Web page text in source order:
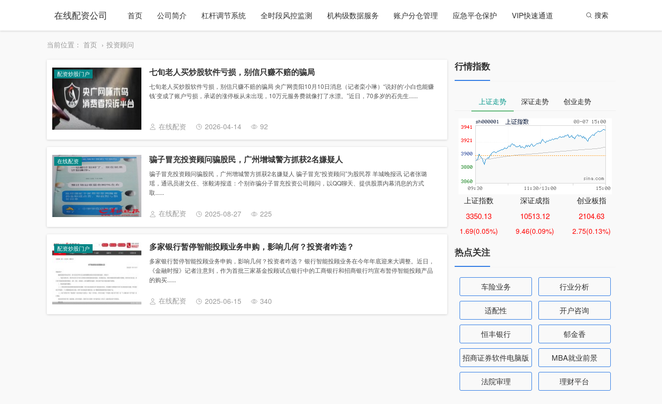
在线配资公司 首页 公司简介 杠杆调节系统 全时段风控监测 机构级数据服务 账户分仓管理 应急平仓保护 VIP快速通道 搜索
当前位置： 首页 投资顾问
配资炒股门户 七旬老人买炒股软件亏损，别信只赚不赔的骗局
七旬老人买炒股软件亏损，别信只赚不赔的骗局 央广网贵阳10月10日消息（记者栾小琳）“说好的‘小白也能赚
钱’变成了账户亏损，承诺的涨停板从未出现，10万元服务费就像打了水漂。”近日，70多岁的石先生......
在线配资 2026-04-14 92
在线配资 骗子冒充投资顾问骗股民，广州增城警方抓获2名嫌疑人
骗子冒充投资顾问骗股民，广州增城警方抓获2名嫌疑人 骗子冒充“投资顾问”为股民荐 羊城晚报讯 记者张璐
瑶，通讯员谢文任、张毅涛报道：个别诈骗分子冒充投资公司顾问，以QQ聊天、提供股票内幕消息的方式
取......
在线配资 2025-08-27 225
配资炒股门户 多家银行暂停智能投顾业务申购，影响几何？投资者咋选？
多家银行暂停智能投顾业务申购，影响几何？投资者咋选？ 银行智能投顾业务在今年年底迎来大调整。近日，
《金融时报》记者注意到，作为首批三家基金投顾试点银行中的工商银行和招商银行均宣布暂停智能投顾产品
的购买......
在线配资 2025-06-15 340
行情指数
上证走势 深证走势 创业走势
上证指数
3350.13
1.69(0.05%)
深证成指
10513.12
9.46(0.09%)
创业板指
2104.63
2.75(0.13%)
热点关注
车险业务 行业分析
适配性 开户咨询
恒丰银行 郁金香
招商证券软件电脑版 MBA就业前景
法院审理 理财平台